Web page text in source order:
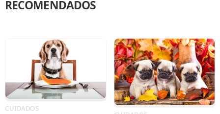
RECOMENDADOS
CUIDADOS